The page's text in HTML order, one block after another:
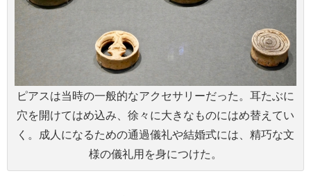
ピアスは当時の一般的なアクセサリーだった。耳たぶに
穴を開けてはめ込み、徐々に大きなものにはめ替えてい
く。成人になるための通過儀礼や結婚式には、精巧な文
様の儀礼用を身につけた。